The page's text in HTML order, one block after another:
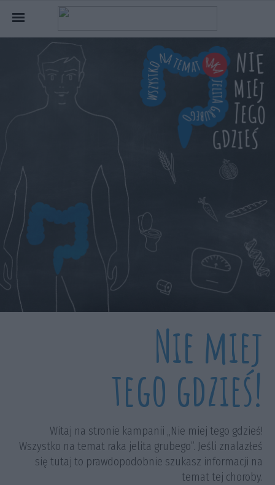
Nie miej
tego gdzieś!
Witaj na stronie kampanii „Nie miej tego gdzieś!
Wszystko na temat raka jelita grubego”. Jeśli znalazłeś
się tutaj to prawdopodobnie szukasz informacji na
temat tej choroby.